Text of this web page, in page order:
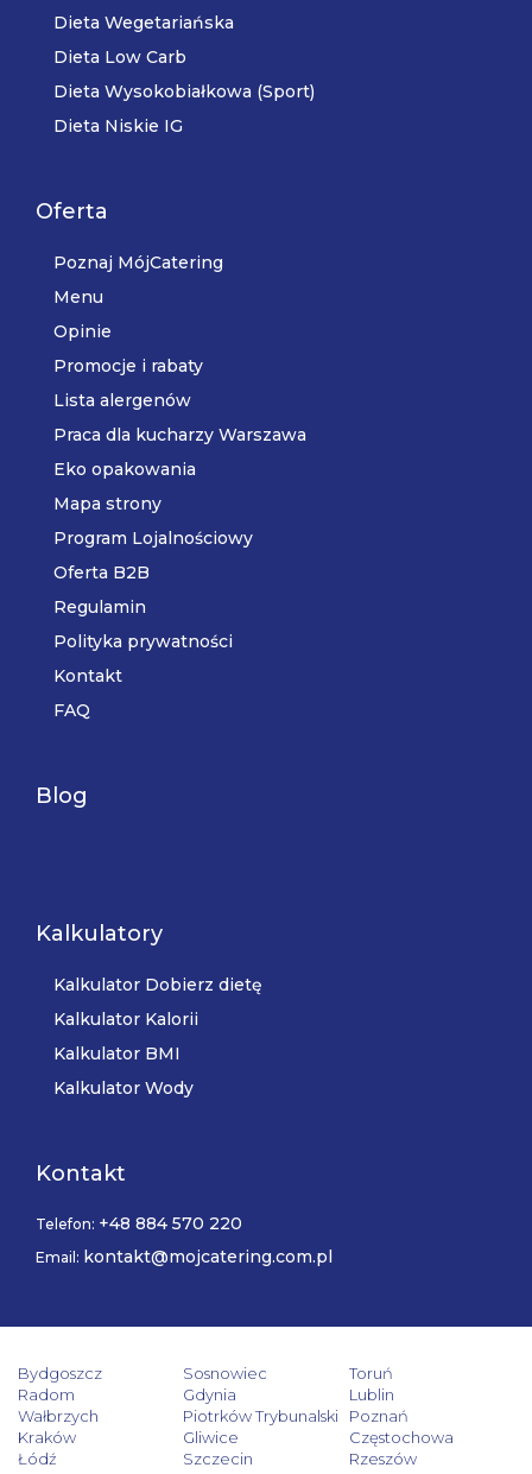
Dieta Wegetariańska
Dieta Low Carb
Dieta Wysokobiałkowa (Sport)
Dieta Niskie IG
Oferta
Poznaj MójCatering
Menu
Opinie
Promocje i rabaty
Lista alergenów
Praca dla kucharzy Warszawa
Eko opakowania
Mapa strony
Program Lojalnościowy
Oferta B2B
Regulamin
Polityka prywatności
Kontakt
FAQ
Blog
Kalkulatory
Kalkulator Dobierz dietę
Kalkulator Kalorii
Kalkulator BMI
Kalkulator Wody
Kontakt
Telefon: +48 884 570 220
Email: kontakt@mojcatering.com.pl
Bydgoszcz Sosnowiec
Toruń
Radom
Gdynia
Lublin
Wałbrzych
Piotrków Trybunalski
Poznań
Kraków
Gliwice
Częstochowa
Łódź
Szczecin
Rzeszów